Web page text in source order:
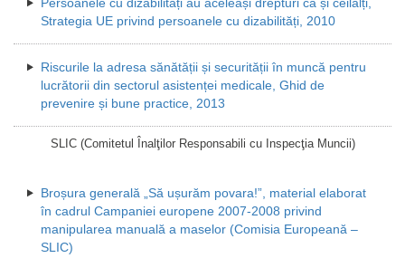
Strategia UE privind persoanele cu dizabilități, 2010
Riscurile la adresa sănătății și securității în muncă pentru
lucrătorii din sectorul asistenței medicale, Ghid de
prevenire și bune practice, 2013
SLIC (Comitetul Înalţilor Responsabili cu Inspecţia Muncii)
Broșura generală „Să ușurăm povara!”, material elaborat
în cadrul Campaniei europene 2007-2008 privind
manipularea manuală a maselor (Comisia Europeană –
SLIC)